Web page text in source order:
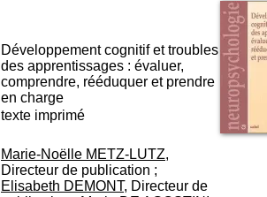
9h00-12h00 13h30-16h00
Contact
Tél:+33(0)4 37 91 54 65
Fax:+33(0)4 37 91 54 37
Développement cognitif et troubles
des apprentissages : évaluer,
comprendre, rééduquer et prendre
en charge
texte imprimé
Marie-Noëlle METZ-LUTZ,
Directeur de publication ;
Elisabeth DEMONT, Directeur de
i
o
n
e
t
e
D
o